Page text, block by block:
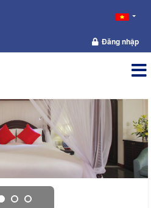
Đăng nhập